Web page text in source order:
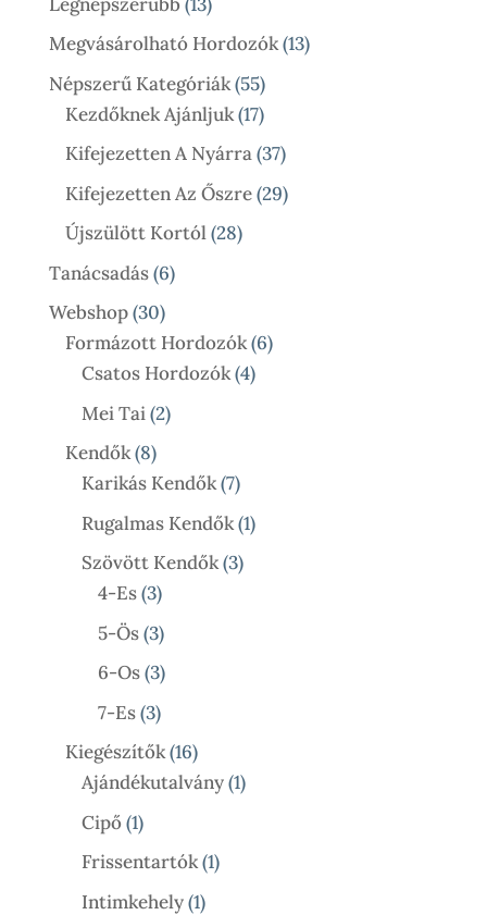
Termék
Megvásárolható Hordozók 1313
Népszerű Kategóriák 5555
Termék
Kezdőknek Ajánljuk 1717
Termék
Kifejezetten A Nyárra 3737
Termék
Kifejezetten Az Őszre 2929
Újszülött Kortól 2828
Tanácsadás 66
Webshop 3030
Termék
Formázott Hordozók 66
Csatos Hordozók 44
Mei Tai 22
Kendők 88
Termék
Karikás Kendők 77
Termék
Rugalmas Kendők 11
Szövött Kendők 33
4-Es 33
Termék
5-Ös 33
Termék
6-Os 33
Termék
7-Es 33
Termék
Kiegészítők 1616
Termék
Ajándékutalvány 11
Cipő 11
Termék
Frissentartók 11
Intimkehely 11